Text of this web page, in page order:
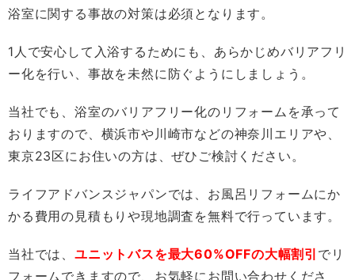
浴室に関する事故の対策は必須となります。
1人で安心して入浴するためにも、あらかじめバリアフリ
ー化を行い、事故を未然に防ぐようにしましょう。
当社でも、浴室のバリアフリー化のリフォームを承って
おりますので、横浜市や川崎市などの神奈川エリアや、
東京23区にお住いの方は、ぜひご検討ください。
ライフアドバンスジャパンでは、お風呂リフォームにか
かる費用の見積もりや現地調査を無料で行っています。
当社では、 ユニットバスを最大60%OFFの大幅割引 でリ
フォームできますので、お気軽にお問い合わせくださ